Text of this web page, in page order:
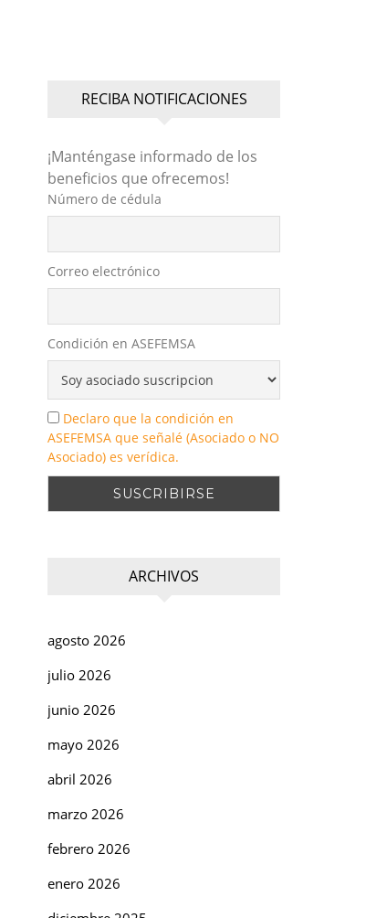
RECIBA NOTIFICACIONES
¡Manténgase informado de los
beneficios que ofrecemos!
Número de cédula
Correo electrónico
Condición en ASEFEMSA
Declaro que la condición en
ASEFEMSA que señalé (Asociado o NO
Asociado) es verídica.
ARCHIVOS
agosto 2026
julio 2026
junio 2026
mayo 2026
abril 2026
marzo 2026
febrero 2026
enero 2026